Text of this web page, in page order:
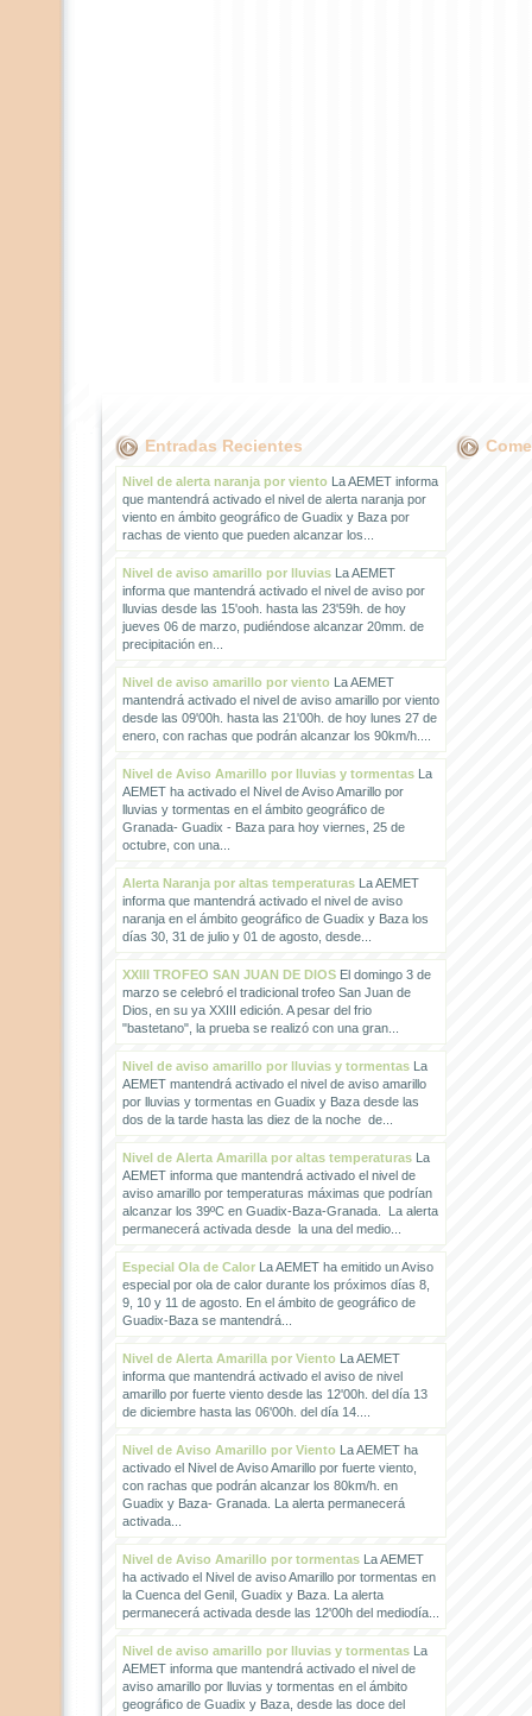
Entradas Recientes
Nivel de alerta naranja por vientoLa AEMET informa
que mantendrá activado el nivel de alerta naranja por
viento en ámbito geográfico de Guadix y Baza por
rachas de viento que pueden alcanzar los...
Nivel de aviso amarillo por lluviasLa AEMET
informa que mantendrá activado el nivel de aviso por
lluvias desde las 15'ooh. hasta las 23'59h. de hoy
jueves 06 de marzo, pudiéndose alcanzar 20mm. de
precipitación en...
Nivel de aviso amarillo por vientoLa AEMET
mantendrá activado el nivel de aviso amarillo por viento
desde las 09'00h. hasta las 21'00h. de hoy lunes 27 de
enero, con rachas que podrán alcanzar los 90km/h....
Nivel de Aviso Amarillo por lluvias y tormentasLa
AEMET ha activado el Nivel de Aviso Amarillo por
lluvias y tormentas en el ámbito geográfico de
Granada- Guadix - Baza para hoy viernes, 25 de
octubre, con una...
Alerta Naranja por altas temperaturasLa AEMET
informa que mantendrá activado el nivel de aviso
naranja en el ámbito geográfico de Guadix y Baza los
días 30, 31 de julio y 01 de agosto, desde...
XXIII TROFEO SAN JUAN DE DIOSEl domingo 3 de
marzo se celebró el tradicional trofeo San Juan de
Dios, en su ya XXIII edición. A pesar del frio
"bastetano", la prueba se realizó con una gran...
Nivel de aviso amarillo por lluvias y tormentasLa
AEMET mantendrá activado el nivel de aviso amarillo
por lluvias y tormentas en Guadix y Baza desde las
dos de la tarde hasta las diez de la noche de...
Nivel de Alerta Amarilla por altas temperaturasLa
AEMET informa que mantendrá activado el nivel de
aviso amarillo por temperaturas máximas que podrían
alcanzar los 39ºC en Guadix-Baza-Granada. La alerta
permanecerá activada desde la una del medio...
Especial Ola de CalorLa AEMET ha emitido un Aviso
especial por ola de calor durante los próximos días 8,
9, 10 y 11 de agosto. En el ámbito de geográfico de
Guadix-Baza se mantendrá...
Nivel de Alerta Amarilla por VientoLa AEMET
informa que mantendrá activado el aviso de nivel
amarillo por fuerte viento desde las 12'00h. del día 13
de diciembre hasta las 06'00h. del día 14....
Nivel de Aviso Amarillo por VientoLa AEMET ha
activado el Nivel de Aviso Amarillo por fuerte viento,
con rachas que podrán alcanzar los 80km/h. en
Guadix y Baza- Granada. La alerta permanecerá
activada...
Nivel de Aviso Amarillo por tormentasLa AEMET
ha activado el Nivel de aviso Amarillo por tormentas en
la Cuenca del Genil, Guadix y Baza. La alerta
permanecerá activada desde las 12'00h del mediodía...
Nivel de aviso amarillo por lluvias y tormentasLa
AEMET informa que mantendrá activado el nivel de
aviso amarillo por lluvias y tormentas en el ámbito
geográfico de Guadix y Baza, desde las doce del